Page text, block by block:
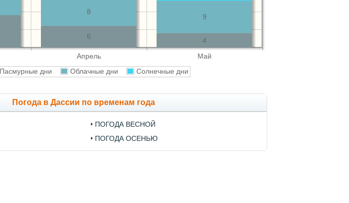
Апрель Май
4
6
9
8
Пасмурные дни Облачные дни Солнечные дни
Погода в Дассии по временам года
ПОГОДА ВЕСНОЙ
ПОГОДА ОСЕНЬЮ